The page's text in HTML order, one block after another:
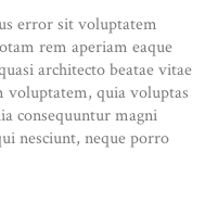
error sit voluptatem
rem aperiam eaque
architecto beatae vitae
voluptatem, quia voluptas
consequuntur magni
nesciunt, neque porro